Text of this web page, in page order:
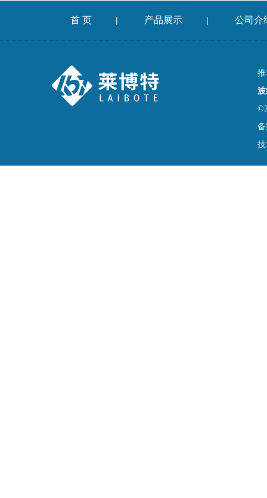
首 页 | 产品展示 | 公司介
备